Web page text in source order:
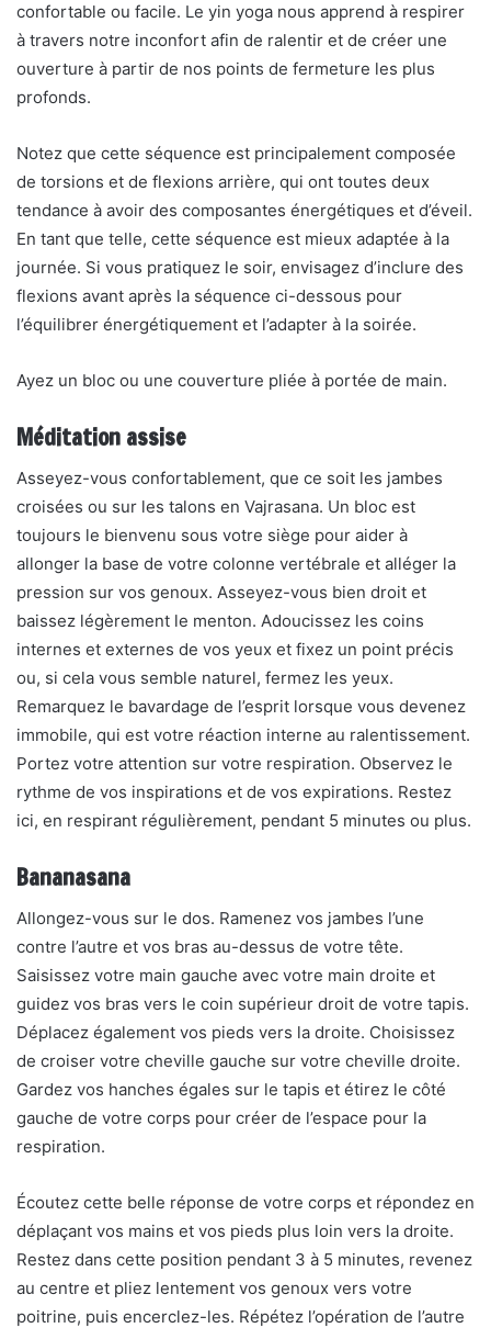
confortable ou facile. Le yin yoga nous apprend à respirer
à travers notre inconfort afin de ralentir et de créer une
ouverture à partir de nos points de fermeture les plus
profonds.
Notez que cette séquence est principalement composée
de torsions et de flexions arrière, qui ont toutes deux
tendance à avoir des composantes énergétiques et d’éveil.
En tant que telle, cette séquence est mieux adaptée à la
journée. Si vous pratiquez le soir, envisagez d’inclure des
flexions avant après la séquence ci-dessous pour
l’équilibrer énergétiquement et l’adapter à la soirée.
Ayez un bloc ou une couverture pliée à portée de main.
Méditation assise
Asseyez-vous confortablement, que ce soit les jambes
croisées ou sur les talons en Vajrasana. Un bloc est
toujours le bienvenu sous votre siège pour aider à
allonger la base de votre colonne vertébrale et alléger la
pression sur vos genoux. Asseyez-vous bien droit et
baissez légèrement le menton. Adoucissez les coins
internes et externes de vos yeux et fixez un point précis
ou, si cela vous semble naturel, fermez les yeux.
Remarquez le bavardage de l’esprit lorsque vous devenez
immobile, qui est votre réaction interne au ralentissement.
Portez votre attention sur votre respiration. Observez le
rythme de vos inspirations et de vos expirations. Restez
ici, en respirant régulièrement, pendant 5 minutes ou plus.
Bananasana
Allongez-vous sur le dos. Ramenez vos jambes l’une
contre l’autre et vos bras au-dessus de votre tête.
Saisissez votre main gauche avec votre main droite et
guidez vos bras vers le coin supérieur droit de votre tapis.
Déplacez également vos pieds vers la droite. Choisissez
de croiser votre cheville gauche sur votre cheville droite.
Gardez vos hanches égales sur le tapis et étirez le côté
gauche de votre corps pour créer de l’espace pour la
respiration.
Écoutez cette belle réponse de votre corps et répondez en
déplaçant vos mains et vos pieds plus loin vers la droite.
Restez dans cette position pendant 3 à 5 minutes, revenez
au centre et pliez lentement vos genoux vers votre
poitrine, puis encerclez-les. Répétez l’opération de l’autre